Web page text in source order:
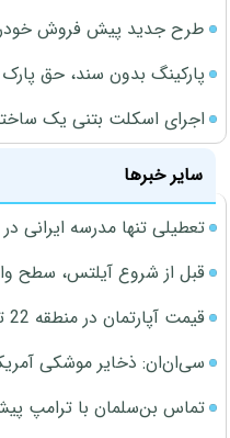
طرح جدید پیش فروش خودرو
پارکینگ بدون سند، حق
اجرای اسکلت بتنی یک
سایر خبرها
تعطیلی تنها مدرسه ایرانی
قبل از شروع آیلتس، سطح
قیمت آپارتمان در منطقه 22 تهران چقدر است؟
سی‌ان‌ان: ذخایر موشکی
تماس بن‌سلمان با ترامپ پیش